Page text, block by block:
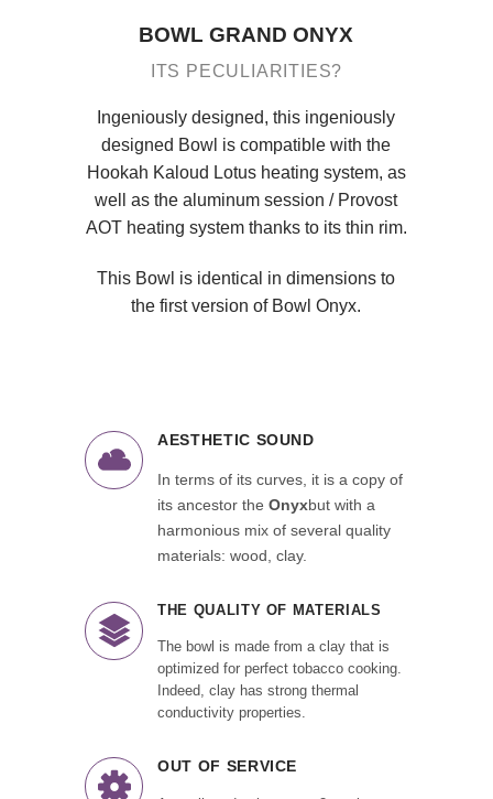
BOWL GRAND ONYX
ITS PECULIARITIES?
Ingeniously designed, this ingeniously
designed Bowl is compatible with the
Hookah Kaloud Lotusheating system, as
well as the aluminum session / Provost
AOT heating systemthanks to its thin rim.
This Bowl is identical in dimensions to
the first version of Bowl Onyx.
AESTHETIC SOUND
In terms of its curves, it is a copy of
its ancestor theOnyxbut with a
harmonious mix of several quality
materials: wood, clay.
THE QUALITY OF MATERIALS
The bowl is made from a clay that is
optimized for perfect tobacco cooking.
Indeed, clay has strong thermal
conductivity properties.
OUT OF SERVICE